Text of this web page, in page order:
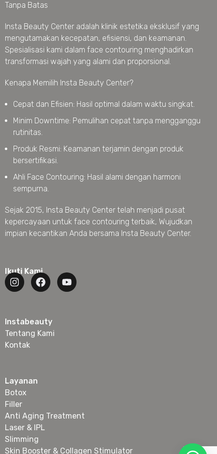
Tanpa Batas
Insta Beauty Center adalah klinik estetika eksklusif yang
mengutamakan kecepatan, efisiensi, dan keamanan.
Spesialisasi kami dalam face contouring menghadirkan
transformasi wajah yang alami dan proporsional.
Kenapa Memilih Insta Beauty Center?
Cepat dan Efisien: Hasil optimal dalam waktu singkat.
Minim Downtime: Pemulihan cepat tanpa mengganggu
rutinitas.
Produk Resmi: Keamanan terjamin dengan produk
bersertifikasi.
Ahli Face Contouring: Hasil alami dengan harmoni
sempurna.
Sejak 2015, Insta Beauty Center telah menjadi pusat
kepercayaan untuk face contouring terbaik, Wujudkan
impian kecantikan Anda bersama Insta Beauty Center.
Ikuti Kami
Instabeauty
Tentang Kami
Kontak
Layanan
Botox
Filler
Anti Aging Treatment
Laser & IPL
Slimming
Skin Booster & Collagen Stimulator